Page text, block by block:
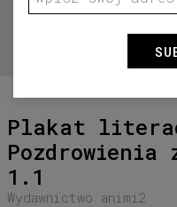
Plakat
1.1
Wydawnictwo animi2